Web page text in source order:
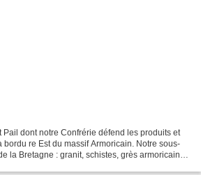
Pail dont notre Confrérie défend les produits et
bordu re Est du massif Armoricain. Notre sous-
la Bretagne : granit, schistes, grès armoricains